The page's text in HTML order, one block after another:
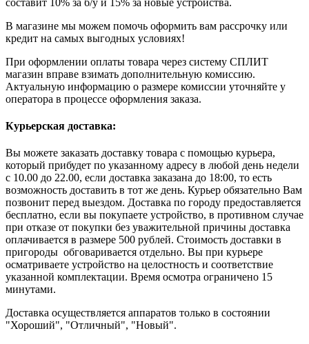
В магазине мы можем помочь оформить вам рассрочку или
кредит на самых выгодных условиях!
При оформлении оплаты товара через систему СПЛИТ
магазин вправе взимать дополнительную комиссию.
Актуальную информацию о размере комиссии уточняйте у
оператора в процессе оформления заказа.
Курьерская доставка:
Вы можете заказать доставку товара с помощью курьера,
который прибудет по указанному адресу в любой день недели
с 10.00 до 22.00, если доставка заказана до 18:00, то есть
возможность доставить в тот же день. Курьер обязательно Вам
позвонит перед выездом. Доставка по городу предоставляется
бесплатно, если вы покупаете устройство, в противном случае
при отказе от покупки без уважительной причины доставка
оплачивается в размере 500 рублей. Стоимость доставки в
пригороды обговаривается отдельно. Вы при курьере
осматриваете устройство на целостность и соответствие
указанной комплектации. Время осмотра ограничено 15
минутами.
Доставка осуществляется аппаратов только в состоянии
"Хороший", "Отличный", "Новый".